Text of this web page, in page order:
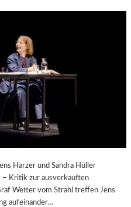
Harzer und Sandra Hüller
– Kritik zur ausverkauften
Wetter vom Strahl treffen Jens
aufeinander…